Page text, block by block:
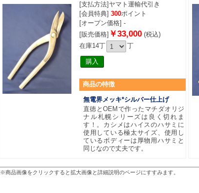
[支払方法] ヤマト運輸代引き
[会員特典] 300ポイント
[オープン価格] -
[販売価格] ￥33,000(税込)
在庫14丁
丁
商品の特徴
無電界メッキ*シルバー仕上げ
直徳とOEMで作ったマチダオリジ
ナル札幌シリーズは良く切れま
す！。カシメはハイスのハサミに
使用している極太サイズ、使用し
ているボディーは厚物用ハサミと
同じなので丈夫です。
※商品画像をクリックすると拡大画像と詳細説明のページにすすみます。